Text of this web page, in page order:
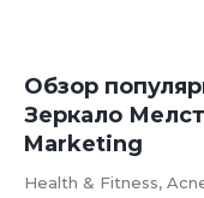
Обзор
Зеркало
Marketing
Health & Fitness,